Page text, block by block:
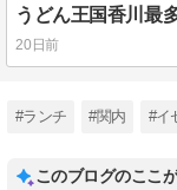
20日前
#ランチ #関内 #イ
このブログのここ